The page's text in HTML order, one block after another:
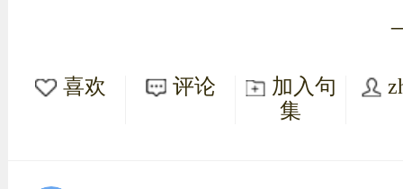
喜欢 评论
加入句
集